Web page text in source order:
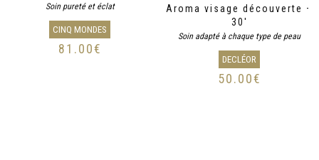
Soin pureté et éclat
CINQ MONDES
81.00€
Aroma visage découverte –
30′
Soin adapté à chaque type de peau
DECLÉOR
50.00€